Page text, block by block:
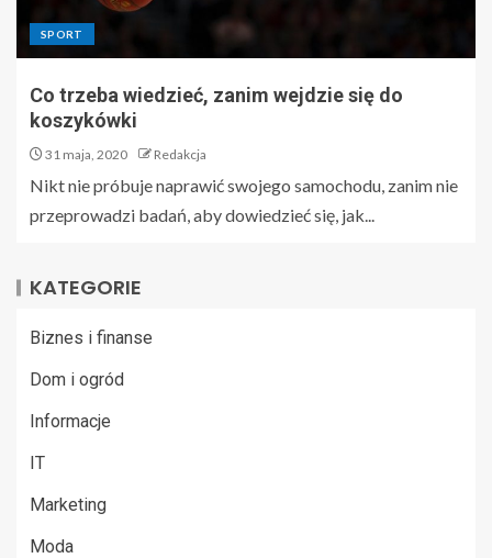
SPORT
Co trzeba wiedzieć, zanim wejdzie się do
koszykówki
31 maja, 2020 Redakcja
Nikt nie próbuje naprawić swojego samochodu, zanim nie
przeprowadzi badań, aby dowiedzieć się, jak...
KATEGORIE
Biznes i finanse
Dom i ogród
Informacje
IT
Marketing
Moda